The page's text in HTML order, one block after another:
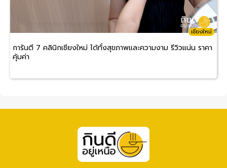
เชียงใหม่
การันตี 7 คลินิกเชียงใหม่ ได้ทั้งสุขภาพและความงาม รีวิวแน่น ราคา
คุ้มค่า